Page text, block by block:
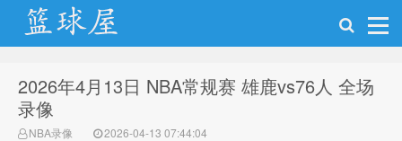
NBA录像网
2026年4月13日 NBA常规赛 雄鹿vs76人 全场
录像
NBA录像 2026-04-13 07:44:04